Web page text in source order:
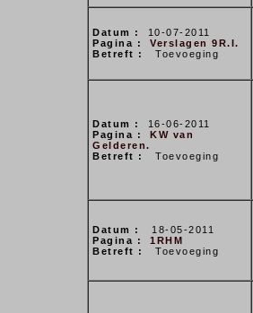
Datum :
10-07-2011
Pagina : Verslagen 9R.I.
Betreft : Toevoeging
Datum :
16-06-2011
Pagina :
KW van
Gelderen.
Betreft :
Toevoeging
Datum : 18-05-2011
Pagina :
1RHM
Betreft : Toevoeging